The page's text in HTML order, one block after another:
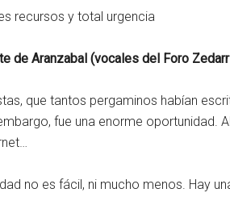
recursos y total urgencia
de Aranzabal (vocales del Foro
que tantos pergaminos habían
fue una enorme oportunidad.
no es fácil, ni mucho menos. Hay